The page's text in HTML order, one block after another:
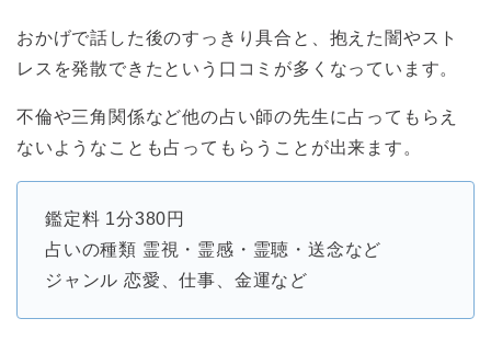
おかげで話した後のすっきり具合と、抱えた闇やスト
レスを発散できたという口コミが多くなっています。
不倫や三角関係など他の占い師の先生に占ってもらえ
ないようなことも占ってもらうことが出来ます。
鑑定料 1分380円
占いの種類 霊視・霊感・霊聴・送念など
ジャンル 恋愛、仕事、金運など